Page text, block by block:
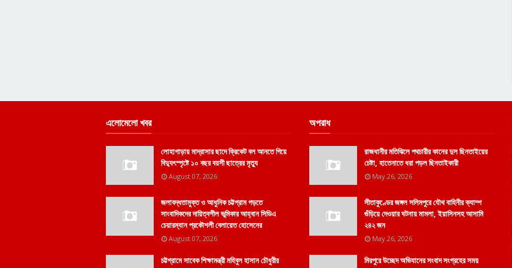
এলোমেলো খবর
লোহাগাড়ায় মাদ্রাসার ছাদে ক্রিকেট বল আনতে গিয়ে
বিদ্যুৎস্পৃষ্টে ১০ বছর বয়সী ছাত্রের মৃত্যু
August 07, 2026
জলাবদ্ধতামুক্ত ও আধুনিক চট্টগ্রাম গড়তে
সাংবাদিকদের দায়িত্বশীল ভূমিকার আহ্বান সিডিএ
চেয়ারম্যান প্রকৌশলী বেলায়েত হোসেনের
August 07, 2026
চট্টগ্রামে সাবেক শিক্ষামন্ত্রী মহিবুল হাসান চৌধুরীর
অপরাধ
রাজধানীর মতিঝিলে পথচারীর কানের দুল ছিনতাইয়ের
চেষ্টা, হাতেনাতে ধরা পড়ল ছিনতাইকারী
May 26, 2026
সীতাকুণ্ডের জঙ্গল সলিমপুরে যৌথ বাহিনীর ক্যাম্প
গুঁড়িয়ে দেওয়ার ঘটনায় মামলা, ইয়াসিনসহ আসামি
২৪২ জন
May 26, 2026
মিরপুরে উচ্ছেদ অভিযানের সংবাদ সংগ্রহের সময়